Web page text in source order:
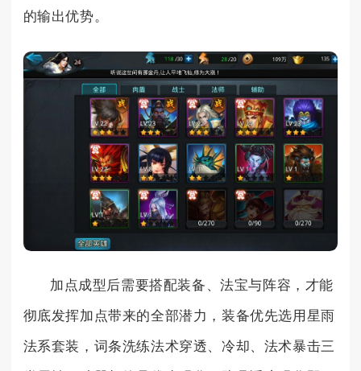
的输出优势。
加点成型后需要搭配装备、法宝与阵容，才能
彻底发挥加点带来的全部潜力，装备优先选用星雨
法系套装，词条洗练法术穿透、冷却、法术暴击三